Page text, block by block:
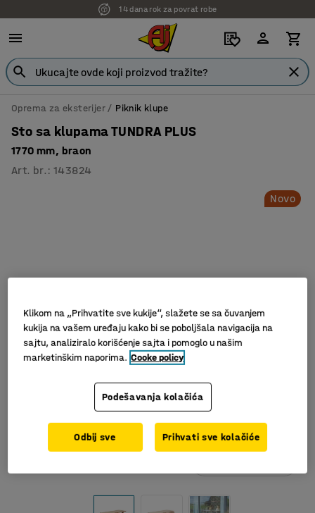
14 dana rok za povrat robe
Oprema za eksterijer Piknik klupe
Sto sa klupama TUNDRA PLUS
1770 mm, braon
Art. br. :143824
Novo
Klikom na „Prihvatite sve kukije“, slažete se sa čuvanjem
kukija na vašem uređaju kako bi se poboljšala navigacija na
sajtu, analiziralo korišćenje sajta i pomoglo u našim
marketinškim naporima. Cooke policy
Podešavanja kolačića
Odbij sve Prihvati sve kolačiće